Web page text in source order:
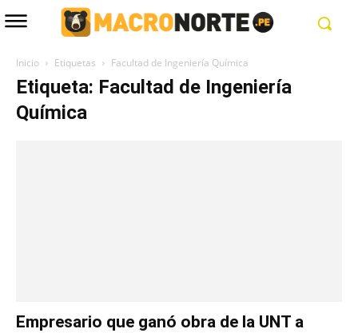
Inicio Etiquetas Facultad de Ingeniería Química
Etiqueta: Facultad de Ingeniería
Química
Empresario que ganó obra de la UNT a